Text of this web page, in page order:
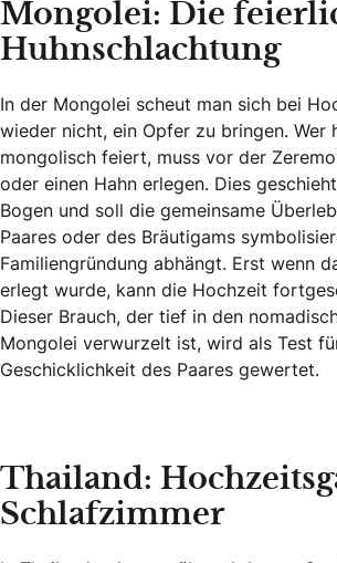
Mongolei: Die
Huhnschlachtung
In der Mongolei scheut man sich bei
wieder nicht, ein Opfer zu bringen. Wer
mongolisch feiert, muss vor der
oder einen Hahn erlegen. Dies
Bogen und soll die gemeinsame
Paares oder des Bräutigams
Familiengründung abhängt. Erst wenn
erlegt wurde, kann die Hochzeit
Dieser Brauch, der tief in den
Mongolei verwurzelt ist, wird als Test
Geschicklichkeit des Paares gewertet.
Thailand:
Schlafzimmer